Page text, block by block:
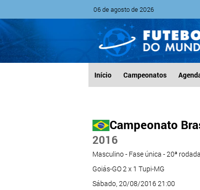
06 de agosto de 2026
Início Campeonatos
Campeonato
2016
Masculino - Fase única - 20ª rodada
Goiás-GO 2 x 1 Tupi-MG
Sábado, 20/08/2016 21:00